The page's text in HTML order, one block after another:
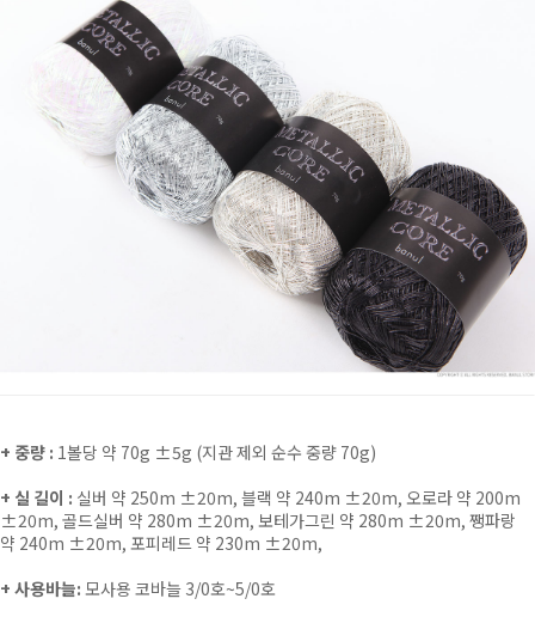
+ 중량 : 1볼당 약 70g ±5g (지관 제외 순수 중량 70g)
+ 실 길이 : 실버 약 250m ±20m, 블랙 약 240m ±20m, 오로라 약 200m
±20m, 골드실버 약 280m ±20m, 보테가그린 약 280m ±20m, 쨍파랑
약 240m ±20m, 포피레드 약 230m ±20m,
+ 사용바늘: 모사용 코바늘 3/0호~5/0호